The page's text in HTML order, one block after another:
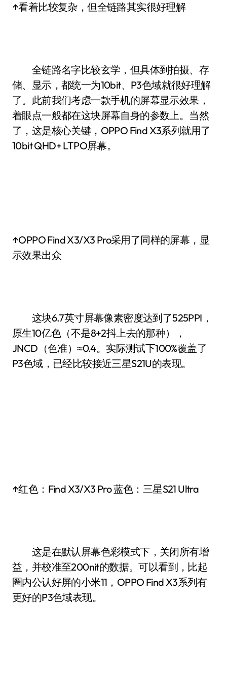
↑看着比较复杂，但全链路其实很好理解
全链路名字比较玄学，但具体到拍摄、存
储、显示，都统一为10bit、P3色域就很好理解
了。此前我们考虑一款手机的屏幕显示效果，
着眼点一般都在这块屏幕自身的参数上。当然
了，这是核心关键，OPPO Find X3系列就用了
10bit QHD+ LTPO屏幕。
↑OPPO Find X3/X3 Pro采用了同样的屏幕，显
示效果出众
这块6.7英寸屏幕像素密度达到了525PPI，
原生10亿色（不是8+2抖上去的那种），
JNCD（色准）≈0.4。实际测试下100%覆盖了
P3色域，已经比较接近三星S21U的表现。
↑红色：Find X3/X3 Pro 蓝色：三星S21 Ultra
这是在默认屏幕色彩模式下，关闭所有增
益，并校准至200nit的数据。可以看到，比起
圈内公认好屏的小米11，OPPO Find X3系列有
更好的P3色域表现。